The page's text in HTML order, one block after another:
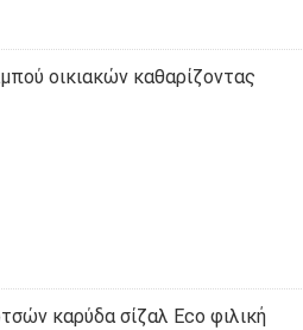
οικιακών καθαρίζοντας
καρύδα σίζαλ Eco φιλική